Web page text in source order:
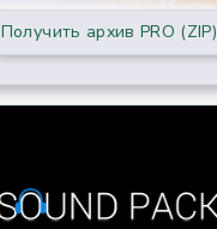
Получить архив PRO (ZIP)